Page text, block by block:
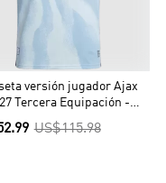
versión jugador Ajax
Tercera Equipación -
Jugador
US$115.98